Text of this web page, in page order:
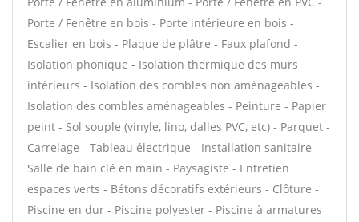
Porte / Fenêtre en bois - Porte intérieure en bois -
Escalier en bois - Plaque de plâtre - Faux plafond -
Isolation phonique - Isolation thermique des murs
intérieurs - Isolation des combles non aménageables -
Isolation des combles aménageables - Peinture - Papier
peint - Sol souple (vinyle, lino, dalles PVC, etc) - Parquet -
Carrelage - Tableau électrique - Installation sanitaire -
Salle de bain clé en main - Paysagiste - Entretien
espaces verts - Bétons décoratifs extérieurs - Clôture -
Piscine en dur - Piscine polyester - Piscine à armatures